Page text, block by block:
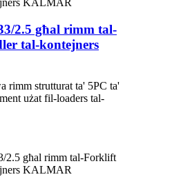
2.5 għal rimm tal-
tal-kontejners
rimm strutturat ta' 5PC ta'
użat fil-loaders tal-